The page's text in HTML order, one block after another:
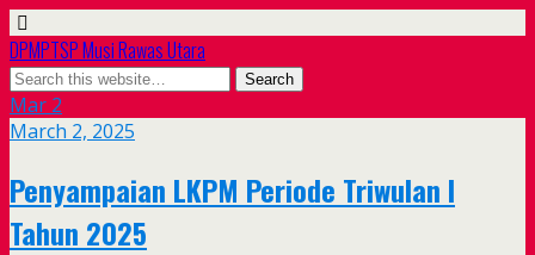
DPMPTSP Musi Rawas Utara
Mar 2
March 2, 2025
Penyampaian LKPM Periode Triwulan I
Tahun 2025